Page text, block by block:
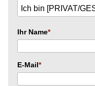
Ihr Name
E-Mail